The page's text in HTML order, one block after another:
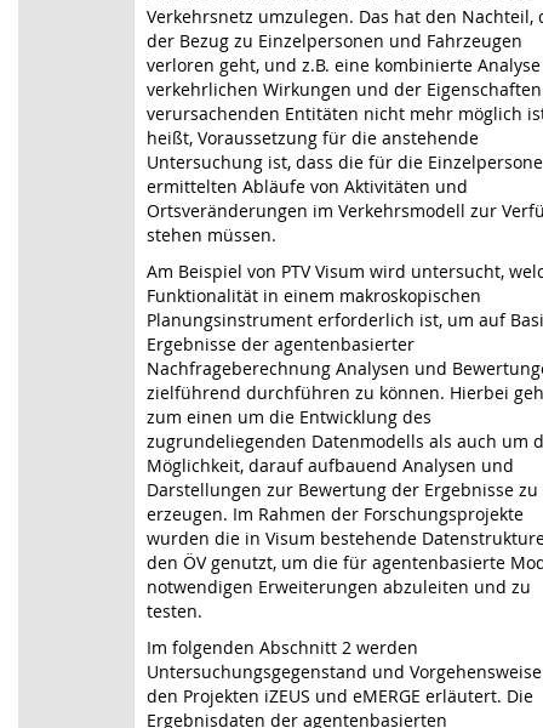
Verkehrsnetz umzulegen. Das hat den Nachteil,
der Bezug zu Einzelpersonen und Fahrzeugen
verloren geht, und z.B. eine kombinierte
verkehrlichen Wirkungen und der
verursachenden Entitäten nicht mehr möglich
heißt, Voraussetzung für die anstehende
Untersuchung ist, dass die für die
ermittelten Abläufe von Aktivitäten und
Ortsveränderungen im Verkehrsmodell zur
stehen müssen.
Am Beispiel von PTV Visum wird untersucht,
Funktionalität in einem makroskopischen
Planungsinstrument erforderlich ist, um auf
Ergebnisse der agentenbasierter
Nachfrageberechnung Analysen und
zielführend durchführen zu können. Hierbei
zum einen um die Entwicklung des
zugrundeliegenden Datenmodells als auch um
Möglichkeit, darauf aufbauend Analysen und
Darstellungen zur Bewertung der Ergebnisse zu
erzeugen. Im Rahmen der Forschungsprojekte
wurden die in Visum bestehende
den ÖV genutzt, um die für agentenbasierte
notwendigen Erweiterungen abzuleiten und zu
testen.
Im folgenden Abschnitt 2 werden
Untersuchungsgegenstand und
den Projekten iZEUS und eMERGE erläutert. Die
Ergebnisdaten der agentenbasierten